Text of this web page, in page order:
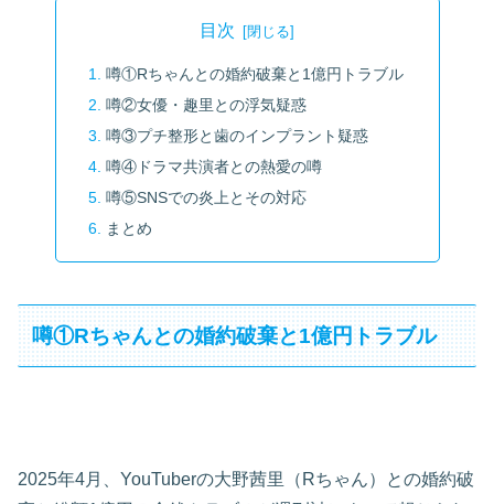
目次
噂①Rちゃんとの婚約破棄と1億円トラブル
噂②女優・趣里との浮気疑惑
噂③プチ整形と歯のインプラント疑惑
噂④ドラマ共演者との熱愛の噂
噂⑤SNSでの炎上とその対応
まとめ
噂①Rちゃんとの婚約破棄と1億円トラブル
2025年4月、YouTuberの大野茜里（Rちゃん）との婚約破